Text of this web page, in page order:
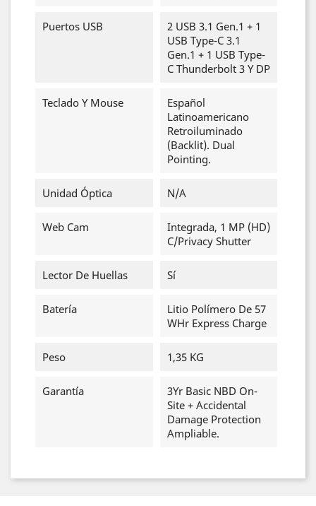
Puertos USB
2 USB 3.1 Gen.1 + 1
USB Type-C 3.1
Gen.1 + 1 USB Type-
C Thunderbolt 3 Y DP
Teclado Y Mouse
Español
Latinoamericano
Retroiluminado
(Backlit). Dual
Pointing.
Unidad Óptica N/A
Web Cam
Integrada, 1 MP (HD)
C/Privacy Shutter
Lector De Huellas Sí
Batería
Litio Polímero De 57
WHr Express Charge
Peso 1,35 KG
Garantía
3Yr Basic NBD On-
Site + Accidental
Damage Protection
Ampliable.